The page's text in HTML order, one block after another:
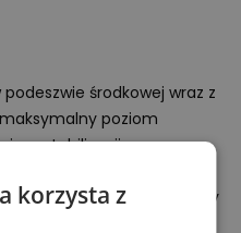
środkowej wraz z
poziom
stabilizacji oraz
dla amortyzacji podeszwy
korzysta z